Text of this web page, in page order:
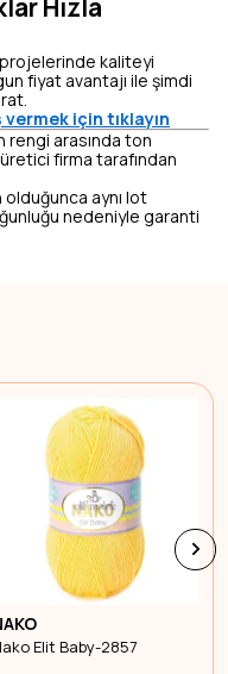
Hızla
kaliteyi
fiyat avantajı ile şimdi
için tıklayın
rengi arasında ton
firma tarafından
aynı lot
nedeniyle garanti
Elit Baby-2857